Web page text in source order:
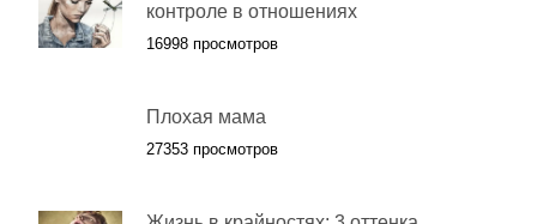
контроле в отношениях
16998 просмотров
Плохая мама
27353 просмотров